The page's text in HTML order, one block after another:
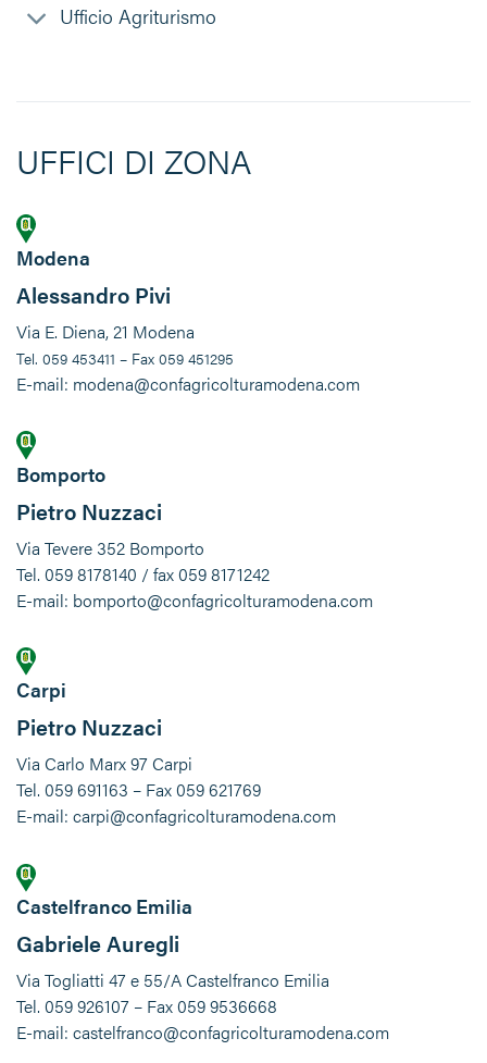
Ufficio Agriturismo
UFFICI DI ZONA
Modena
Alessandro Pivi
Via E. Diena, 21 Modena
Tel. 059 453411 – Fax 059 451295
E-mail: modena@confagricolturamodena.com
Bomporto
Pietro Nuzzaci
Via Tevere 352 Bomporto
Tel. 059 8178140 / fax 059 8171242
E-mail: bomporto@confagricolturamodena.com
Carpi
Pietro Nuzzaci
Via Carlo Marx 97 Carpi
Tel. 059 691163 – Fax 059 621769
E-mail: carpi@confagricolturamodena.com
Castelfranco Emilia
Gabriele Auregli
Via Togliatti 47 e 55/A Castelfranco Emilia
Tel. 059 926107 – Fax 059 9536668
E-mail: castelfranco@confagricolturamodena.com